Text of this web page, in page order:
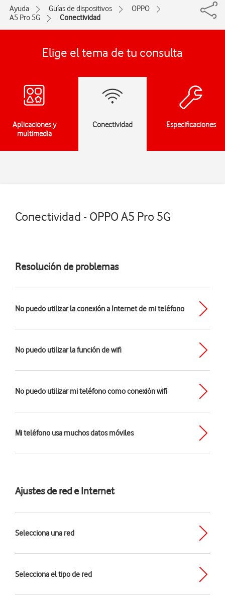
Ayuda Guías de dispositivos
OPPO
A5 Pro 5G
Conectividad
Elige el tema de tu consulta
Aplicaciones y
multimedia
Conectividad Especificaciones
Conectividad - OPPO A5 Pro 5G
Resolución de problemas
No puedo utilizar la conexión a Internet de mi teléfono
No puedo utilizar la función de wifi
No puedo utilizar mi teléfono como conexión wifi
Mi teléfono usa muchos datos móviles
Ajustes de red e Internet
Selecciona una red
Selecciona el tipo de red